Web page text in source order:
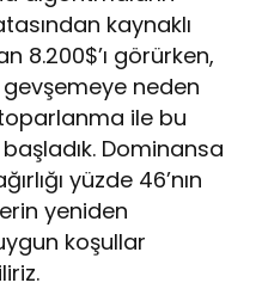
kaynaklı
8.200$’ı görürken,
neden
ile bu
Dominansa
yüzde 46’nın
yeniden
koşullar